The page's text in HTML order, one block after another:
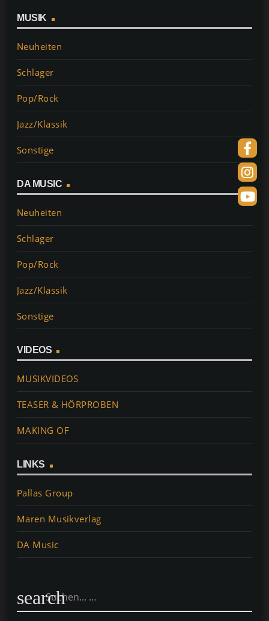
MUSIK
Neuheiten
Schlager
Pop/Rock
Jazz/Klassik
Sonstige
DA MUSIC
Neuheiten
Schlager
Pop/Rock
Jazz/Klassik
Sonstige
VIDEOS
MUSIKVIDEOS
TEASER & HÖRPROBEN
MAKING OF
LINKS
Pallas Group
Maren Musikverlag
DA Music
search